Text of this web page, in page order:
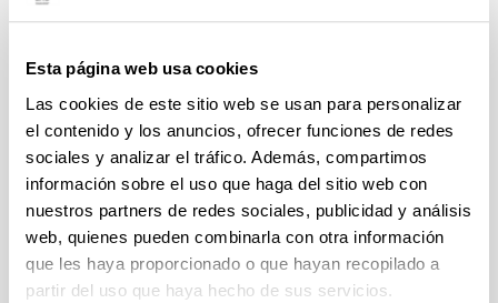
Esta página web usa cookies
Las cookies de este sitio web se usan para personalizar
el contenido y los anuncios, ofrecer funciones de redes
sociales y analizar el tráfico. Además, compartimos
información sobre el uso que haga del sitio web con
nuestros partners de redes sociales, publicidad y análisis
web, quienes pueden combinarla con otra información
que les haya proporcionado o que hayan recopilado a
partir del uso que haya hecho de sus servicios.
Cátedra Miguel Sánchez-Mazas
UPV/EHU